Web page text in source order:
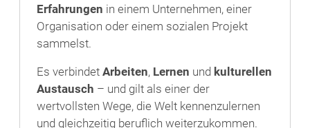
Erfahrungen in einem Unternehmen, einer
Organisation oder einem sozialen Projekt
sammelst.
Es verbindet Arbeiten, Lernen und kulturellen
Austausch – und gilt als einer der
wertvollsten Wege, die Welt kennenzulernen
und gleichzeitig beruflich weiterzukommen.